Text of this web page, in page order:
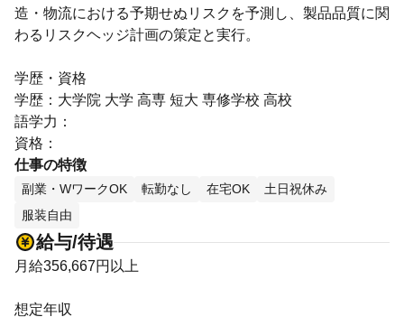
造・物流における予期せぬリスクを予測し、製品品質に関
わるリスクヘッジ計画の策定と実行。
学歴・資格
学歴：大学院 大学 高専 短大 専修学校 高校
語学力：
資格：
仕事の特徴
副業・WワークOK 転勤なし 在宅OK
土日祝休み
服装自由
給与/待遇
月給356,667円以上
想定年収